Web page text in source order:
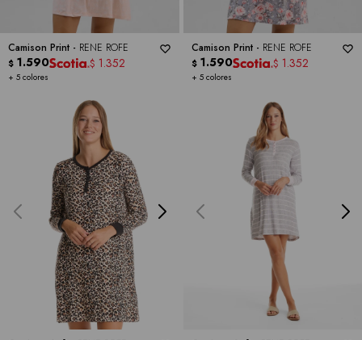
Camison Print - RENE ROFE
+ 5 colores
$ 1.590 $ 1.352
Camison Print - RENE ROFE
+ 5 colores
$ 1.590 $ 1.352